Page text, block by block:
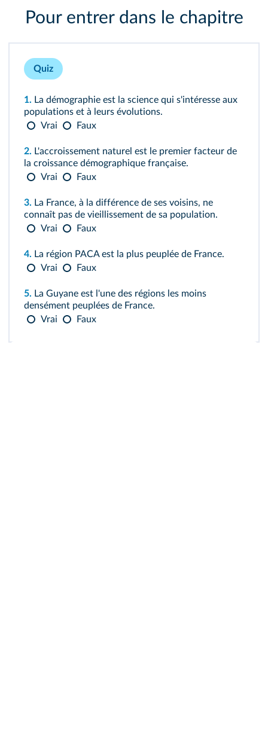
Pour entrer dans le chapitre
Quiz
1. La démographie est la science qui s'intéresse aux
populations et à leurs évolutions.
Vrai
Faux
2. L'accroissement naturel est le premier facteur de
la croissance démographique française.
Vrai
Faux
3. La France, à la différence de ses voisins, ne
connaît pas de vieillissement de sa population.
Vrai
Faux
4. La région PACA est la plus peuplée de France.
Vrai
Faux
5. La Guyane est l'une des régions les moins
densément peuplées de France.
Vrai
Faux